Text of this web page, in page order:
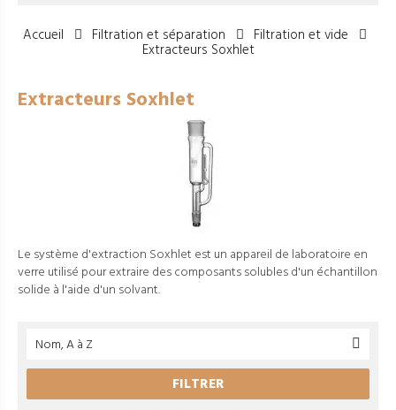
Accueil Filtration et séparation Filtration et vide
Extracteurs Soxhlet
Extracteurs Soxhlet
Le système d'extraction Soxhlet est un appareil de laboratoire en
verre utilisé pour extraire des composants solubles d'un échantillon
solide à l'aide d'un solvant.
Nom, A à Z 
FILTRER